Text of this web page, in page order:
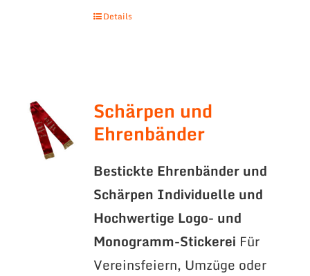
Details
Schärpen und
Ehrenbänder
Bestickte Ehrenbänder und
Schärpen Individuelle und
Hochwertige Logo- und
Monogramm-Stickerei Für
Vereinsfeiern, Umzüge oder